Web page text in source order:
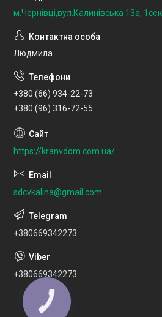
м.Чернівці,вул.Калинівська 13а,
Людмила
+380 (66) 934-22-73
+380 (96) 316-72-55
https://kranvdom.com.ua/
sdcvkalina@gmail.com
+380669342273
+380669342273
КНОПКА
ЗВ'ЯЗКУ